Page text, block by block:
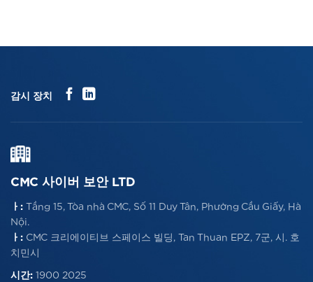
감시 장치
CMC 사이버 보안 LTD
ㅏ: Tầng 15, Tòa nhà CMC, Số 11 Duy Tân, Phường Cầu Giấy, Hà
Nội.
ㅏ: CMC 크리에이티브 스페이스 빌딩, Tan Thuan EPZ, 7군, 시. 호
치민시
시간: 1900 2025